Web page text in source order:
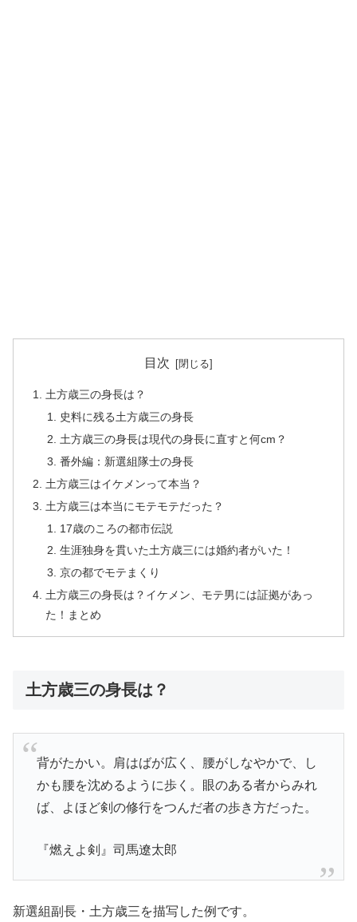
目次
土方歳三の身長は？
史料に残る土方歳三の身長
土方歳三の身長は現代の身長に直すと何cm？
番外編：新選組隊士の身長
土方歳三はイケメンって本当？
土方歳三は本当にモテモテだった？
17歳のころの都市伝説
生涯独身を貫いた土方歳三には婚約者がいた！
京の都でモテまくり
土方歳三の身長は？イケメン、モテ男には証拠があっ
た！まとめ
土方歳三の身長は？
背がたかい。肩はばが広く、腰がしなやかで、し
かも腰を沈めるように歩く。眼のある者からみれ
ば、よほど剣の修行をつんだ者の歩き方だった。
『燃えよ剣』司馬遼太郎
新選組副長・土方歳三を描写した例です。